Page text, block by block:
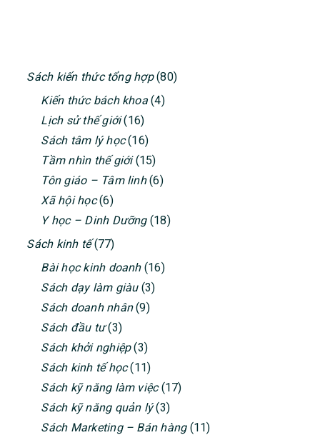
PRIMARY
SIDEBAR
Sách kiến thức tổng hợp(80)
Kiến thức bách khoa(4)
Lịch sử thế giới(16)
Sách tâm lý học(16)
Tầm nhìn thế giới(15)
Tôn giáo – Tâm linh(6)
Xã hội học(6)
Y học – Dinh Dưỡng(18)
Sách kinh tế(77)
Bài học kinh doanh(16)
Sách dạy làm giàu(3)
Sách doanh nhân(9)
Sách đầu tư(3)
Sách khởi nghiệp(3)
Sách kinh tế học(11)
Sách kỹ năng làm việc(17)
Sách kỹ năng quản lý(3)
Sách Marketing – Bán hàng(11)